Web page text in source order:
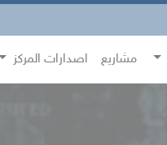
مشاريع اصدارات المركز